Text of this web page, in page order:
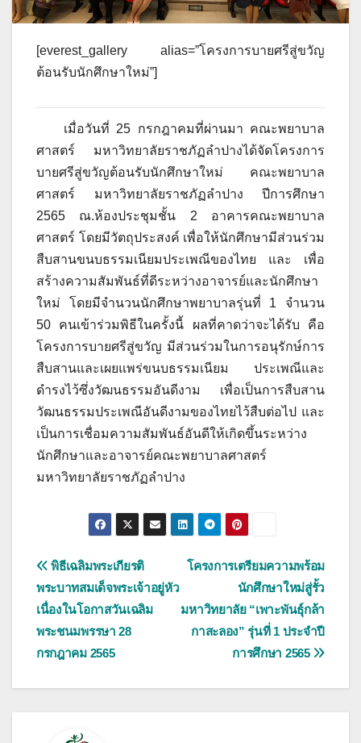
[everest_gallery alias=”โครงการบายศรีสู่ขวัญ
ต้อนรับนักศึกษาใหม่”]
เมื่อวันที่ 25 กรกฎาคมที่ผ่านมา คณะพยาบาล
ศาสตร์ มหาวิทยาลัยราชภัฏลำปางได้จัดโครงการ
บายศรีสู่ขวัญต้อนรับนักศึกษาใหม่ คณะพยาบาล
ศาสตร์ มหาวิทยาลัยราชภัฏลำปาง ปีการศึกษา
2565 ณ.ห้องประชุมชั้น 2 อาคารคณะพยาบาล
ศาสตร์ โดยมีวัตถุประสงค์ เพื่อให้นักศึกษามีส่วนร่วม
สืบสานขนบธรรมเนียมประเพณีของไทย และ เพื่อ
สร้างความสัมพันธ์ที่ดีระหว่างอาจารย์และนักศึกษา
ใหม่ โดยมีจำนวนนักศึกษาพยาบาลรุ่นที่ 1 จำนวน
50 คนเข้าร่วมพิธีในครั้งนี้ ผลที่คาดว่าจะได้รับ คือ
โครงการบายศรีสู่ขวัญ มีส่วนร่วมในการอนุรักษ์การ
สืบสานและเผยแพร่ขนบธรรมเนียม ประเพณีและ
ดำรงไว้ซึ่งวัฒนธรรมอันดีงาม เพื่อเป็นการสืบสาน
วัฒนธรรมประเพณีอันดีงามของไทยไว้สืบต่อไป และ
เป็นการเชื่อมความสัมพันธ์อันดีให้เกิดขึ้นระหว่าง
นักศึกษาและอาจารย์คณะพยาบาลศาสตร์
มหาวิทยาลัยราชภัฏลำปาง
แนะแนว
เรื่อง
โครงการเตรียมความพร้อม
นักศึกษาใหม่สู่รั้ว
มหาวิทยาลัย “เพาะพันธ์ุกล้า
กาสะลอง” รุ่นที่ 1 ประจำปี
การศึกษา 2565
พิธีเฉลิมพระเกียรติ
พระบาทสมเด็จพระเจ้าอยู่หัว
เนื่องในโอกาสวันเฉลิม
พระชนมพรรษา 28
กรกฎาคม 2565